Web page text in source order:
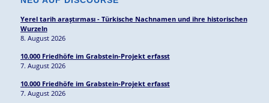
Yerel tarih araştırması - Türkische Nachnamen und ihre historischen
Wurzeln
8. August 2026
10.000 Friedhöfe im Grabstein-Projekt erfasst
7. August 2026
10.000 Friedhöfe im Grabstein-Projekt erfasst
7. August 2026